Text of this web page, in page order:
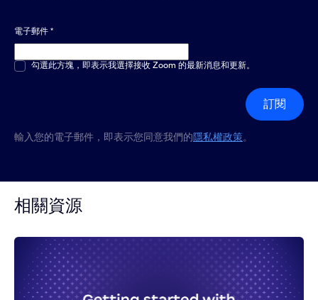
電子郵件*
多選或單選*
勾選此方塊，即表示我選擇接收 Zoom 的最新消息和更新。
訂閱
輸入您的電子郵件，即表示您同意我們的隱私權政策。
相關資源